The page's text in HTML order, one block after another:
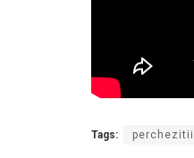
Tags: perchezitii